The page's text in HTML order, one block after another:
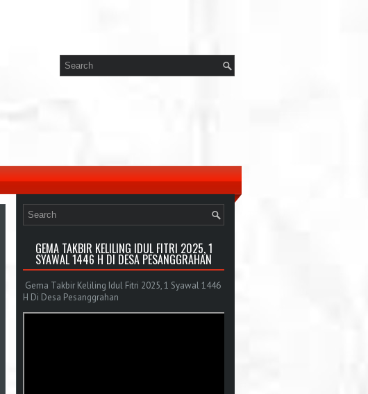
GEMA TAKBIR KELILING IDUL FITRI 2025, 1
SYAWAL 1446 H DI DESA PESANGGRAHAN
Gema Takbir Keliling Idul Fitri 2025, 1 Syawal 1446
H Di Desa Pesanggrahan